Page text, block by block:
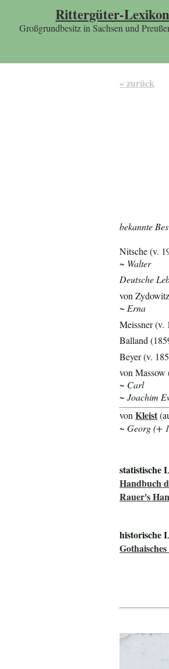
Rittergüter-Lexikon
Großgrundbesitz in Sachsen und
« zurück
bekannte
Nitsche (v.
~ Walter
Deutsche
von
~ Erna
Meissner (v.
Balland
Beyer (v.
von
~ Carl
~ Joachim
vonKleist
~ Georg (+
Handbuch
Rauer's
historische